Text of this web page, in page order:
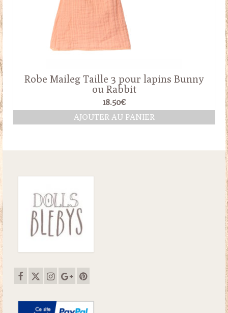
Robe Maileg Taille 3 pour lapins Bunny
ou Rabbit
18.50€
AJOUTER AU PANIER